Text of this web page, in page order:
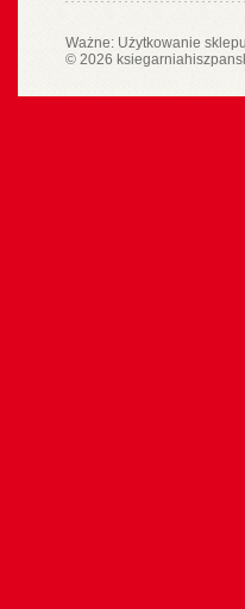
Ważne: Użytkowanie
© 2026